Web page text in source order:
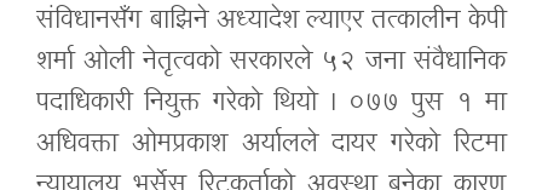
संविधानसँग बाझिने अध्यादेश ल्याएर तत्कालीन केपी
शर्मा ओली नेतृत्वको सरकारले ५२ जना संवैधानिक
पदाधिकारी नियुक्त गरेको थियो । ०७७ पुस १ मा
अधिवक्ता ओमप्रकाश अर्यालले दायर गरेको रिटमा